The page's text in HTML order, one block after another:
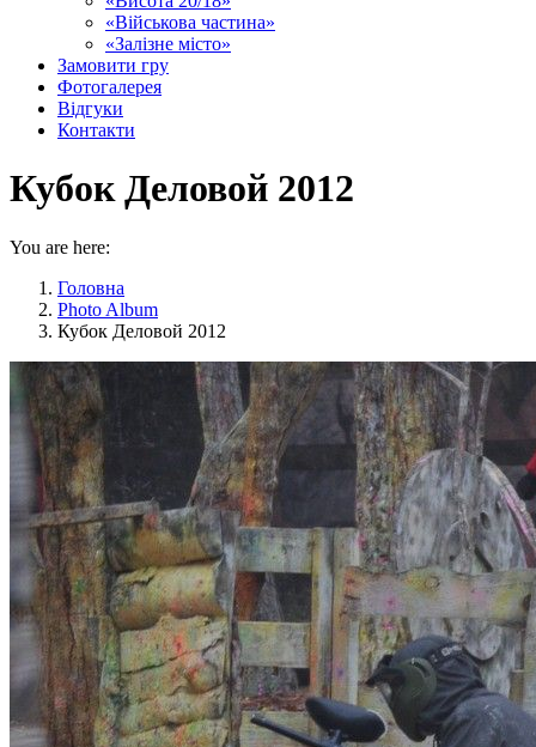
«Військова частина»
«Залізне місто»
Замовити гру
Фотогалерея
Відгуки
Контакти
Кубок Деловой 2012
You are here:
Головна
Photo Album
Кубок Деловой 2012